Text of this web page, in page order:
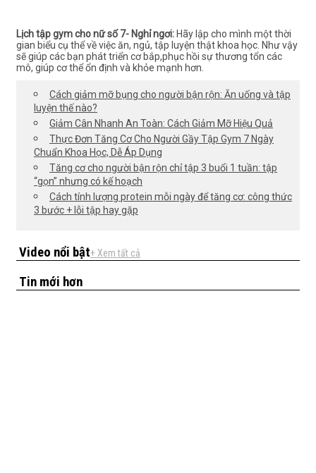
Lịch tập gym cho nữ số 7- Nghỉ ngơi: Hãy lập cho mình một thời
gian biểu cụ thể về việc ăn, ngủ, tập luyện thật khoa học. Như vậy
sẽ giúp các bạn phát triển cơ bắp,phục hồi sự thương tổn các
mô, giúp cơ thể ổn định và khỏe mạnh hơn.
Cách giảm mỡ bụng cho người bận rộn: Ăn uống và tập
luyện thế nào?
Giảm Cân Nhanh An Toàn: Cách Giảm Mỡ Hiệu Quả
Thực Đơn Tăng Cơ Cho Người Gầy Tập Gym 7 Ngày
Chuẩn Khoa Học, Dễ Áp Dụng
Tăng cơ cho người bận rộn chỉ tập 3 buổi 1 tuần: tập
“gọn” nhưng có kế hoạch
Cách tính lượng protein mỗi ngày để tăng cơ: công thức
3 bước + lỗi tập hay gặp
Video nổi bật+ Xem tất cả
Tin mới hơn